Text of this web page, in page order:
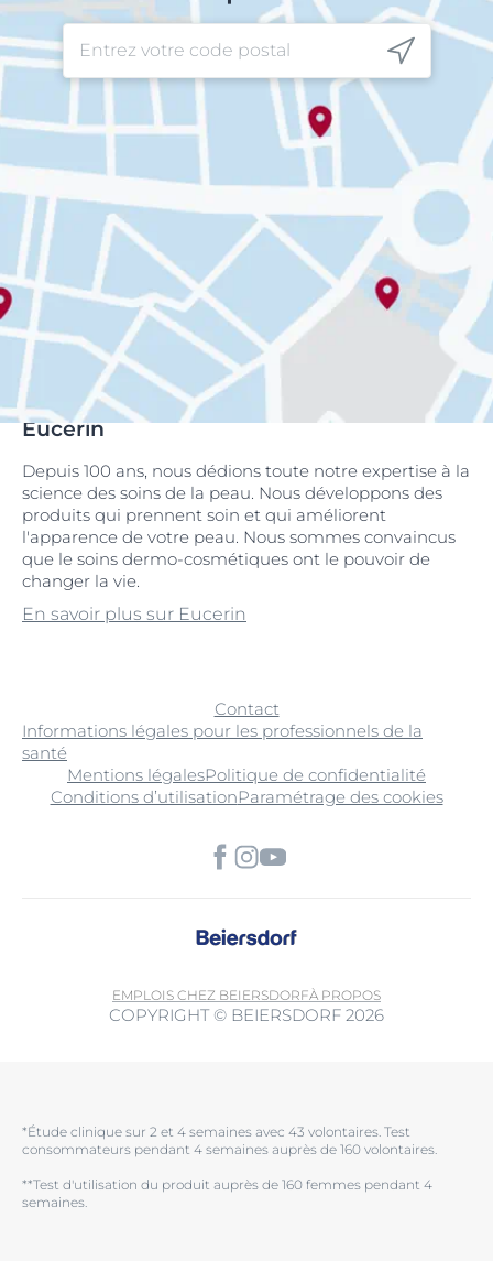
Eucerin
Depuis 100 ans, nous dédions toute notre expertise à la
science des soins de la peau. Nous développons des
produits qui prennent soin et qui améliorent
l'apparence de votre peau. Nous sommes convaincus
que le soins dermo-cosmétiques ont le pouvoir de
changer la vie.
En savoir plus sur Eucerin
Contact
Informations légales pour les professionnels de la
santé
Mentions légalesPolitique de confidentialité
Conditions d’utilisationParamétrage des cookies
EMPLOIS CHEZ BEIERSDORFÀ PROPOS
COPYRIGHT © BEIERSDORF 2026
*Étude clinique sur 2 et 4 semaines avec 43 volontaires. Test
consommateurs pendant 4 semaines auprès de 160 volontaires.
**Test d'utilisation du produit auprès de 160 femmes pendant 4
semaines.